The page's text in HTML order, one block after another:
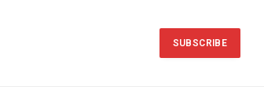
SUBSCRIBE